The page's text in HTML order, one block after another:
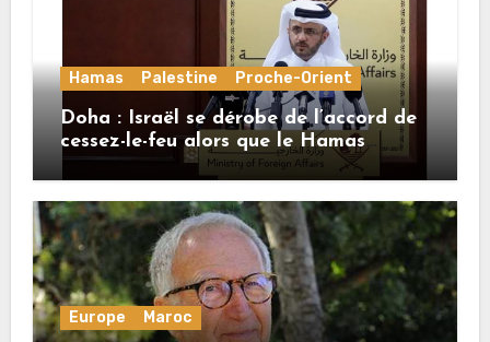
Hamas Palestine Proche-Orient
Doha : Israël se dérobe de l’accord de
cessez-le-feu alors que le Hamas
honore ses engagements
Europe Maroc